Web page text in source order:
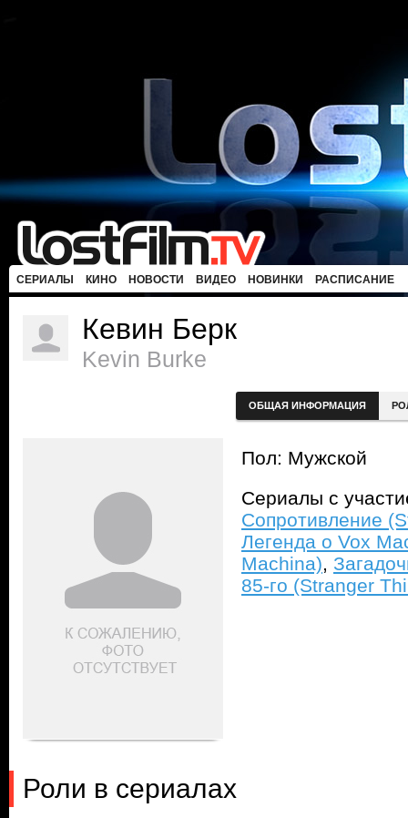
СЕРИАЛЫ КИНО НОВОСТИ ВИДЕО НОВИНКИ РАСПИСАНИЕ
Кевин Берк
Kevin Burke
ОБЩАЯ ИНФОРМАЦИЯ
Пол: Мужской
Сериалы с
Сопротивление
Легенда о Vox
Machina),
85-го (Stranger
Роли в сериалах